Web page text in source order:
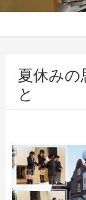
夏休みの
と